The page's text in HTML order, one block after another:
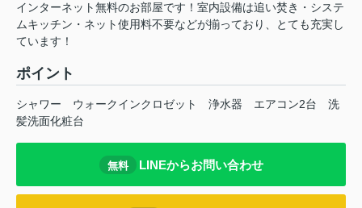
インターネット無料のお部屋です！室内設備は追い焚き・システ
ムキッチン・ネット使用料不要などが揃っており、とても充実し
ています！
ポイント
シャワー ウォークインクロゼット 浄水器 エアコン2台
洗
髪洗面化粧台
無料 LINEからお問い合わせ